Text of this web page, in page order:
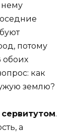
нему
потому
обоих
как
землю?
сервитутом.
а